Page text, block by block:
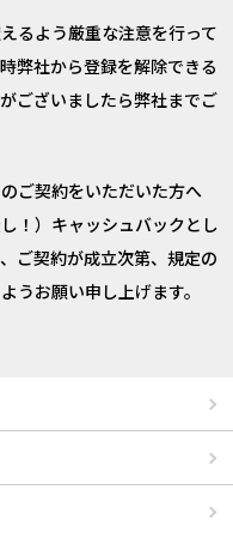
るよう厳重な注意を行って
弊社から登録を解除できる
ございましたら弊社までご
ご契約をいただいた方へ
！）キャッシュバックとし
ご契約が成立次第、規定の
うお願い申し上げます。